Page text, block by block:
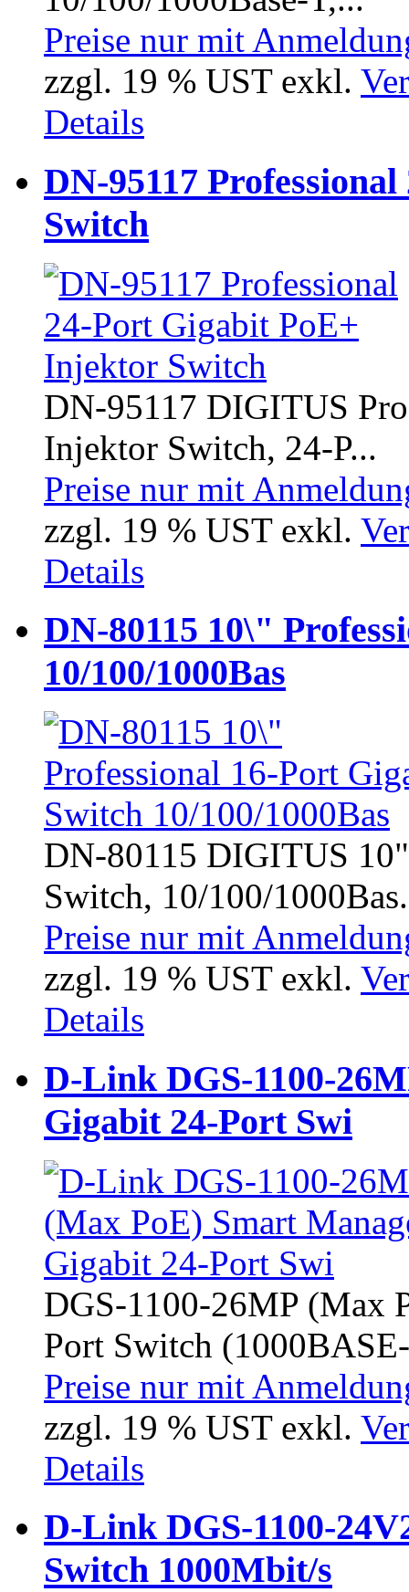
Preise nur mit
zzgl. 19 % UST exkl.
Details
DN-95117
Switch
DN-95117 DIGITUS
Injektor Switch, 24-P...
Preise nur mit
zzgl. 19 % UST exkl.
Details
DN-80115 10\"
10/100/1000Bas
DN-80115 DIGITUS
Switch, 10/100/
Preise nur mit
zzgl. 19 % UST exkl.
Details
D-Link DGS-1100-
Gigabit 24-Port Swi
DGS-1100-26MP (Max
Port Switch
Preise nur mit
zzgl. 19 % UST exkl.
Details
D-Link DGS-1100-
Switch 1000Mbit/s